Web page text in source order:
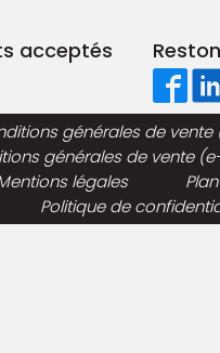
acceptés
générales de vente
générales de vente
légales
Politique de